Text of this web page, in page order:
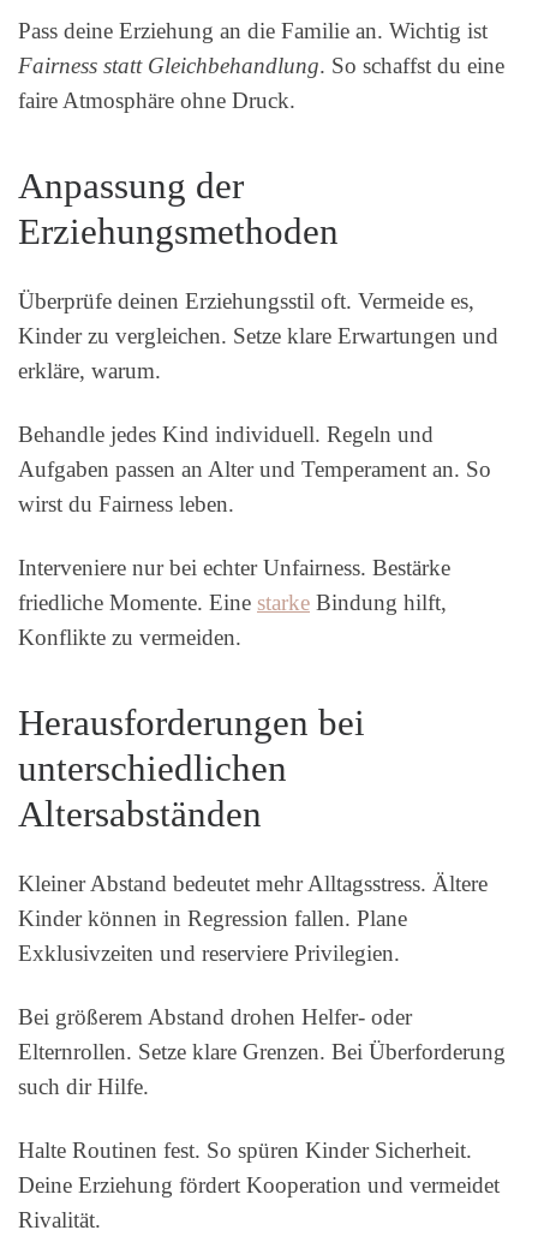
Pass deine Erziehung an die Familie an. Wichtig ist
Fairness statt Gleichbehandlung. So schaffst du eine
faire Atmosphäre ohne Druck.
Anpassung der
Erziehungsmethoden
Überprüfe deinen Erziehungsstil oft. Vermeide es,
Kinder zu vergleichen. Setze klare Erwartungen und
erkläre, warum.
Behandle jedes Kind individuell. Regeln und
Aufgaben passen an Alter und Temperament an. So
wirst du Fairness leben.
Interveniere nur bei echter Unfairness. Bestärke
friedliche Momente. Eine starke Bindung hilft,
Konflikte zu vermeiden.
Herausforderungen bei
unterschiedlichen
Altersabständen
Kleiner Abstand bedeutet mehr Alltagsstress. Ältere
Kinder können in Regression fallen. Plane
Exklusivzeiten und reserviere Privilegien.
Bei größerem Abstand drohen Helfer- oder
Elternrollen. Setze klare Grenzen. Bei Überforderung
such dir Hilfe.
Halte Routinen fest. So spüren Kinder Sicherheit.
Deine Erziehung fördert Kooperation und vermeidet
Rivalität.